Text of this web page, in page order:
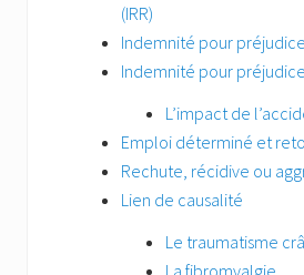
(IRR)
Indemnité pour
Indemnité pour
L’impact de
Emploi déterminé et
Rechute, récidive ou
Lien de causalité
Le traumatisme
La fibromyalgie